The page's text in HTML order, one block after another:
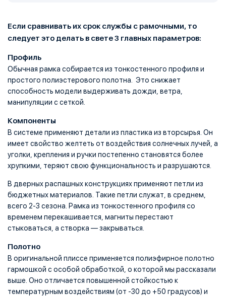
Если сравнивать их срок службы с рамочными, то
следует это делать в свете 3 главных параметров:
Профиль
Обычная рамка собирается из тонкостенного профиля и
простого полиэстерового полотна. Это снижает
способность модели выдерживать дожди, ветра,
манипуляции с сеткой.
Компоненты
В системе применяют детали из пластика из вторсырья. Он
имеет свойство желтеть от воздействия солнечных лучей, а
уголки, крепления и ручки постепенно становятся более
хрупкими, теряют свою функциональность и разрушаются.
В дверных распашных конструкциях применяют петли из
бюджетных материалов. Такие петли служат, в среднем,
всего 2-3 сезона. Рамка из тонкостенного профиля со
временем перекашивается, магниты перестают
стыковаться, а створка — закрываться.
Полотно
В оригинальной плиссе применяется полиэфирное полотно
гармошкой с особой обработкой, о которой мы рассказали
выше. Оно отличается повышенной стойкостью к
температурным воздействиям (от -30 до +50 градусов) и